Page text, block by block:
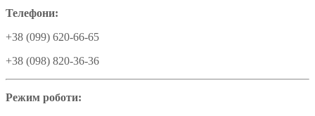
Телефони:
+38 (099) 620-66-65
+38 (098) 820-36-36
Режим роботи: